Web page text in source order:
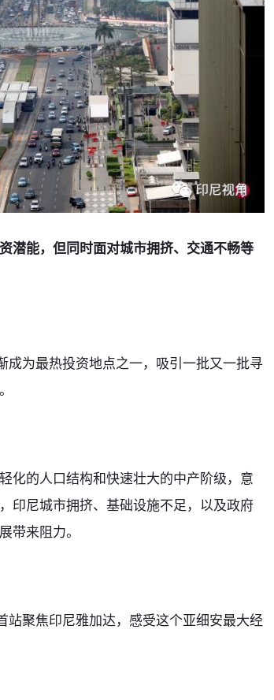
潜能，但同时面对城市拥挤、交通不畅等
成为最热投资地点之一，吸引一批又一批寻
化的人口结构和快速壮大的中产阶级，意
印尼城市拥挤、基础设施不足，以及政府
展带来阻力。
站聚焦印尼雅加达，感受这个亚细安最大经